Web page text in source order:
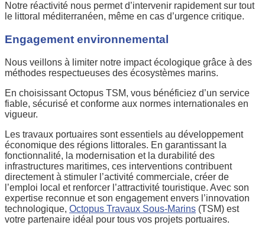
Notre réactivité nous permet d’intervenir rapidement sur tout
le littoral méditerranéen, même en cas d’urgence critique.
Engagement environnemental
Nous veillons à limiter notre impact écologique grâce à des
méthodes respectueuses des écosystèmes marins.
En choisissant Octopus TSM, vous bénéficiez d’un service
fiable, sécurisé et conforme aux normes internationales en
vigueur.
Les travaux portuaires sont essentiels au développement
économique des régions littorales. En garantissant la
fonctionnalité, la modernisation et la durabilité des
infrastructures maritimes, ces interventions contribuent
directement à stimuler l’activité commerciale, créer de
l’emploi local et renforcer l’attractivité touristique. Avec son
expertise reconnue et son engagement envers l’innovation
technologique, Octopus Travaux Sous-Marins (TSM) est
votre partenaire idéal pour tous vos projets portuaires.